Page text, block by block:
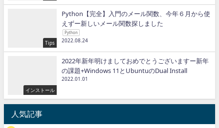
Tips
Python【完全】入門のメール関数、今年６月から使
えずー新しいメール関数探しました
Python
2022.08.24
インストール
2022年新年明けましておめでとうございますー新年
の課題+Windows 11とUbuntuのDual Install
2022.01.01
人気記事